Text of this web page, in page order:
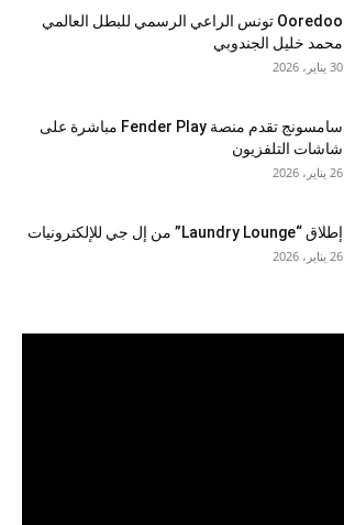
Ooredoo تونس الراعي الرسمي للبطل العالمي
محمد خليل الجندوبي
30 يناير، 2026
سامسونج تقدم منصة Fender Play مباشرة على
شاشات التلفزيون
26 يناير، 2026
إطلاق “Laundry Lounge” من إل جي للإلكترونيات
26 يناير، 2026